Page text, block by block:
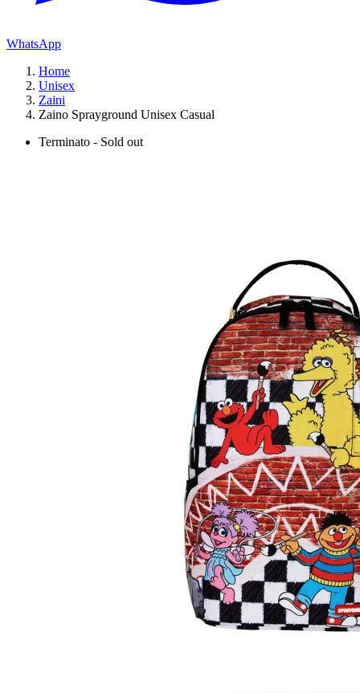
WhatsApp
Home
Unisex
Zaini
Zaino Sprayground Unisex Casual
Terminato - Sold out